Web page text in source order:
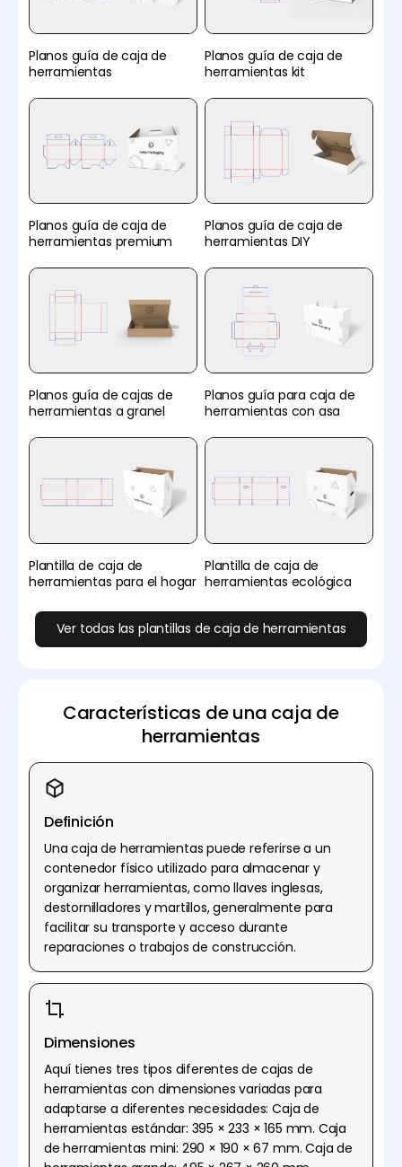
Planos guía de caja de
herramientas
Planos guía de caja de
herramientas kit
Planos guía de caja de
herramientas premium
Planos guía de caja de
herramientas DIY
Planos guía de cajas de
herramientas a granel
Planos guía para caja de
herramientas con asa
Plantilla de caja de
herramientas para el hogar
Plantilla de caja de
herramientas ecológica
Ver todas las plantillas de caja de herramientas
Características de una caja de
herramientas
Definición
Una caja de herramientas puede referirse a un
contenedor físico utilizado para almacenar y
organizar herramientas, como llaves inglesas,
destornilladores y martillos, generalmente para
facilitar su transporte y acceso durante
reparaciones o trabajos de construcción.
Dimensiones
Aquí tienes tres tipos diferentes de cajas de
herramientas con dimensiones variadas para
adaptarse a diferentes necesidades: Caja de
herramientas estándar: 395 × 233 × 165 mm. Caja
de herramientas mini: 290 × 190 × 67 mm. Caja de